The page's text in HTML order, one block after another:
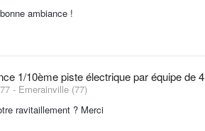
ambiance !
1/10ème piste électrique par équipe de 4
- Emerainville (77)
ravitaillement ? Merci